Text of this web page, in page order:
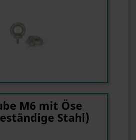
M6 mit Öse
Stahl)